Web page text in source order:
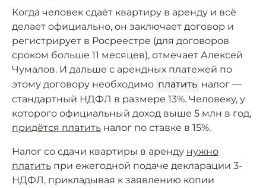
Когда человек сдаёт квартиру в аренду и всё
делает официально, он заключает договор и
регистрирует в Росреестре (для договоров
сроком больше 11 месяцев), отмечает Алексей
Чумалов. И дальше с арендных платежей по
этому договору необходимо платить налог —
стандартный НДФЛ в размере 13%. Человеку, у
которого официальный доход выше 5 млн в год,
придётся платить налог по ставке в 15%.
Налог со сдачи квартиры в аренду нужно
платить при ежегодной подаче декларации 3-
НДФЛ, прикладывая к заявлению копии